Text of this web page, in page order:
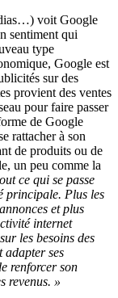
voit Google
sentiment qui
type
Google est
sur des
provient des ventes
pour faire passer
de Google
rattacher à son
de produits ou de
un peu comme la
ce qui se passe
principale. Plus les
et plus
internet
les besoins des
adapter ses
renforcer son
revenus. »